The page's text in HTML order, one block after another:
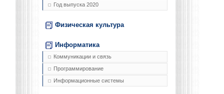
Год выпуска 2020
Физическая культура
Информатика
Коммуникации и связь
Программирование
Информационные системы